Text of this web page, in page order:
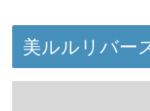
美ルルリバー